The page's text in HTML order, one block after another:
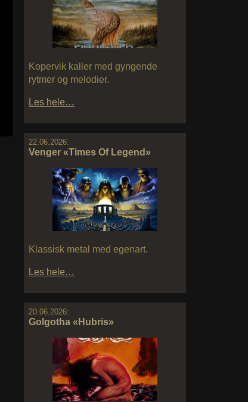
Kopervik kaller med gyngende
rytmer og melodier.
Les hele…
22.06.2026:
Venger «Times Of Legend»
Klassisk metal med egenart.
Les hele…
20.06.2026:
Golgotha «Hubris»